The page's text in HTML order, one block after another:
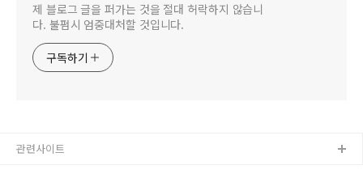
제 블로그 글을 퍼가는 것을 절대 허락하지 않습니
다. 불펌시 엄중대처할 것입니다.
구독하기
관련사이트